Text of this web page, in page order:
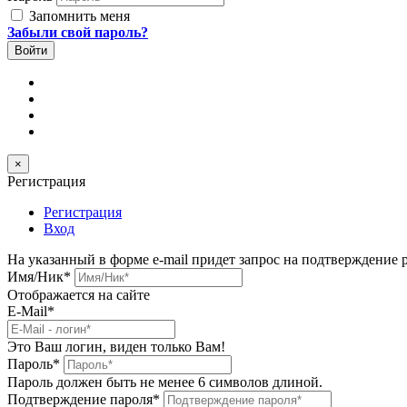
Запомнить меня
Забыли свой пароль?
×
Регистрация
Регистрация
Вход
На указанный в форме e-mail придет запрос на подтверждение
Имя/Ник*
Отображается на сайте
E-Mail*
Это Ваш логин, виден только Вам!
Пароль*
Пароль должен быть не менее 6 символов длиной.
Подтверждение пароля*